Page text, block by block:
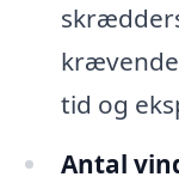
tid og
Antal